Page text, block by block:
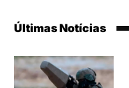
Últimas Notícias